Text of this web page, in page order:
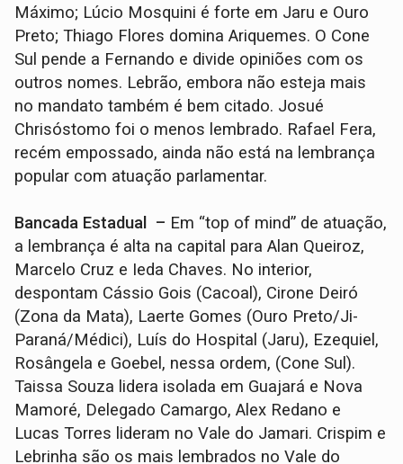
Máximo; Lúcio Mosquini é forte em Jaru e Ouro
Preto; Thiago Flores domina Ariquemes. O Cone
Sul pende a Fernando e divide opiniões com os
outros nomes. Lebrão, embora não esteja mais
no mandato também é bem citado. Josué
Chrisóstomo foi o menos lembrado. Rafael Fera,
recém empossado, ainda não está na lembrança
popular com atuação parlamentar.
Bancada Estadual – Em “top of mind” de atuação,
a lembrança é alta na capital para Alan Queiroz,
Marcelo Cruz e Ieda Chaves. No interior,
despontam Cássio Gois (Cacoal), Cirone Deiró
(Zona da Mata), Laerte Gomes (Ouro Preto/Ji-
Paraná/Médici), Luís do Hospital (Jaru), Ezequiel,
Rosângela e Goebel, nessa ordem, (Cone Sul).
Taissa Souza lidera isolada em Guajará e Nova
Mamoré, Delegado Camargo, Alex Redano e
Lucas Torres lideram no Vale do Jamari. Crispim e
Lebrinha são os mais lembrados no Vale do